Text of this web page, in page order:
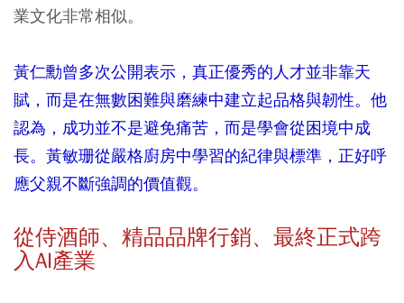
業文化非常相似。
黃仁勳曾多次公開表示，真正優秀的人才並非靠天
賦，而是在無數困難與磨練中建立起品格與韌性。他
認為，成功並不是避免痛苦，而是學會從困境中成
長。黃敏珊從嚴格廚房中學習的紀律與標準，正好呼
應父親不斷強調的價值觀。
從侍酒師、精品品牌行銷、最終正式跨
入AI產業